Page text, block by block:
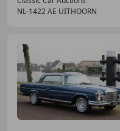
NL-1422 AE UITHOORN